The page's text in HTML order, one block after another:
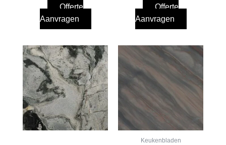
Offerte
Aanvragen
Offerte
Aanvragen
Keukenbladen